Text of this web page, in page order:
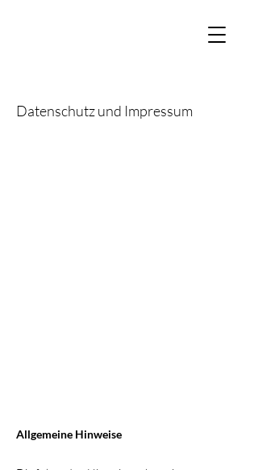
Datenschutz und Impressum
Allgemeine Hinweise